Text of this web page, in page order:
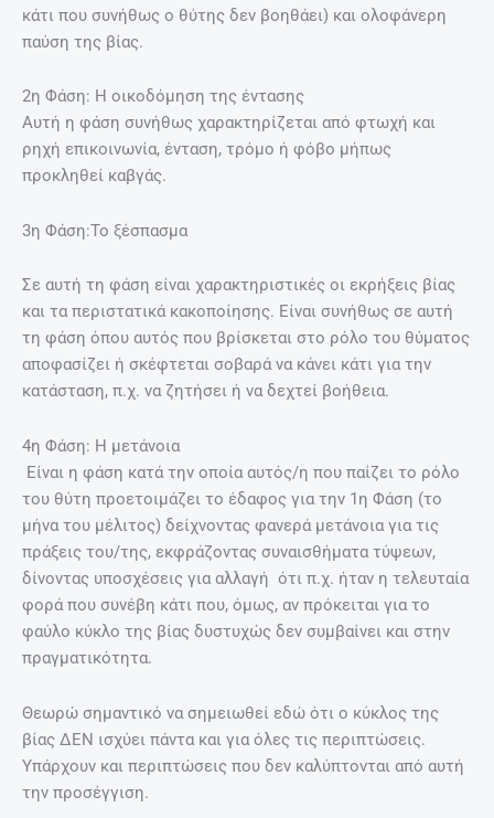
κάτι που συνήθως ο θύτης δεν βοηθάει) και ολοφάνερη
παύση της βίας.
2η Φάση: Η οικοδόμηση της έντασης
Αυτή η φάση συνήθως χαρακτηρίζεται από φτωχή και
ρηχή επικοινωνία, ένταση, τρόμο ή φόβο μήπως
προκληθεί καβγάς.
3η Φάση:Το ξέσπασμα
Σε αυτή τη φάση είναι χαρακτηριστικές οι εκρήξεις βίας
και τα περιστατικά κακοποίησης. Είναι συνήθως σε αυτή
τη φάση όπου αυτός που βρίσκεται στο ρόλο του θύματος
αποφασίζει ή σκέφτεται σοβαρά να κάνει κάτι για την
κατάσταση, π.χ. να ζητήσει ή να δεχτεί βοήθεια.
4η Φάση: Η μετάνοια
Είναι η φάση κατά την οποία αυτός/η που παίζει το ρόλο
του θύτη προετοιμάζει το έδαφος για την 1η Φάση (το
μήνα του μέλιτος) δείχνοντας φανερά μετάνοια για τις
πράξεις του/της, εκφράζοντας συναισθήματα τύψεων,
δίνοντας υποσχέσεις για αλλαγή ότι π.χ. ήταν η τελευταία
φορά που συνέβη κάτι που, όμως, αν πρόκειται για το
φαύλο κύκλο της βίας δυστυχώς δεν συμβαίνει και στην
πραγματικότητα.
Θεωρώ σημαντικό να σημειωθεί εδώ ότι ο κύκλος της
βίας ΔΕΝ ισχύει πάντα και για όλες τις περιπτώσεις.
Υπάρχουν και περιπτώσεις που δεν καλύπτονται από αυτή
την προσέγγιση.